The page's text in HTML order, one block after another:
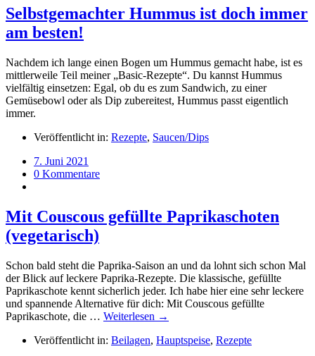
Selbstgemachter Hummus ist doch immer
am besten!
Nachdem ich lange einen Bogen um Hummus gemacht habe, ist es
mittlerweile Teil meiner „Basic-Rezepte“. Du kannst Hummus
vielfältig einsetzen: Egal, ob du es zum Sandwich, zu einer
Gemüsebowl oder als Dip zubereitest, Hummus passt eigentlich
immer.
Veröffentlicht in: Rezepte, Saucen/Dips
7. Juni 2021
0 Kommentare
Mit Couscous gefüllte Paprikaschoten
(vegetarisch)
Schon bald steht die Paprika-Saison an und da lohnt sich schon Mal
der Blick auf leckere Paprika-Rezepte. Die klassische, gefüllte
Paprikaschote kennt sicherlich jeder. Ich habe hier eine sehr leckere
und spannende Alternative für dich: Mit Couscous gefüllte
Paprikaschote, die … Weiterlesen →
Veröffentlicht in: Beilagen, Hauptspeise, Rezepte